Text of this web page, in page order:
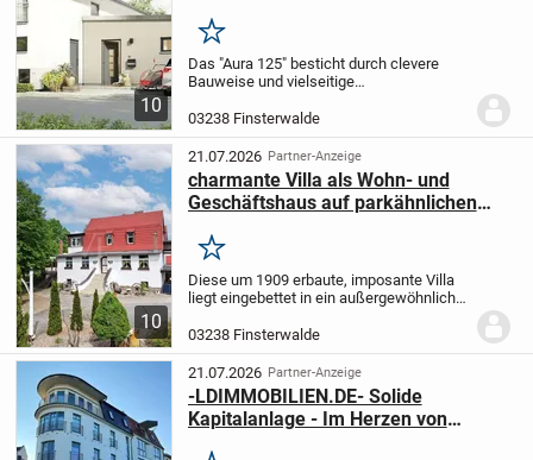
10
Merken
Das "Aura 125" besticht durch clevere
Bauweise und vielseitige
Wohnfläche bietet es ausreichend Raum
für Paare und kleine Familien. Der
durchdachte Grundriss...
03238 Finsterwalde
10
21.07.2026 Partner-Anzeige
charmante Villa als Wohn- und
Geschäftshaus auf parkähnlichen
Merken
Diese um 1909 erbaute, imposante Villa
liegt eingebettet in ein außergewöhnlich
parkähnliches Grundstück. Das Anwesen
steht für die seltene Verbindung von
Historie,...
03238 Finsterwalde
21.07.2026 Partner-Anzeige
-LDIMMOBILIEN.DE- Solide
Kapitalanlage - Im Herzen von